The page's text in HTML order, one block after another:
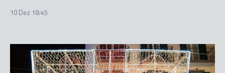
10 Dez 18:45